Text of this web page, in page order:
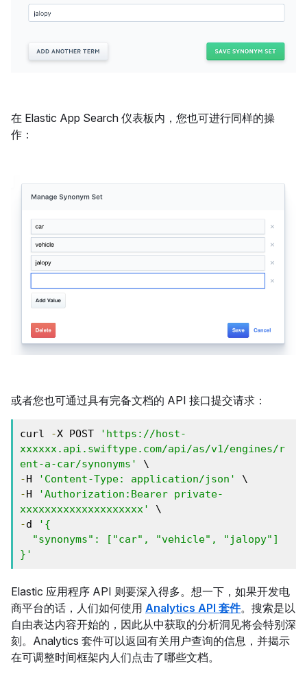
在 Elastic App Search 仪表板内，您也可进行同样的操
作：
或者您也可通过具有完备文档的 API 接口提交请求：
curl -X POST
'https://host-
xxxxxx.api.swiftype.com/api/as/v1/engines/r
ent-a-car/synonyms'
-H 'Content-Type: application/json'
-H
'Authorization:Bearer private-
xxxxxxxxxxxxxxxxxxxx'
-d
'{
}'
Elastic 应用程序 API 则要深入得多。想一下，如果开发电
商平台的话，人们如何使用 Analytics API 套件。搜索是以
自由表达内容开始的，因此从中获取的分析洞见将会特别深
刻。Analytics 套件可以返回有关用户查询的信息，并揭示
在可调整时间框架内人们点击了哪些文档。